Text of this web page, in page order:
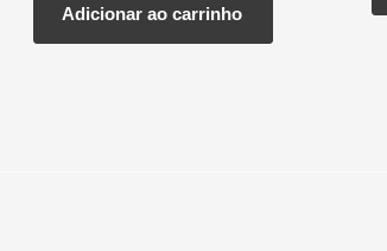
Adicionar ao carrinho